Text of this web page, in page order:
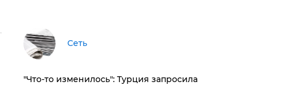
Сеть
​"Что-то изменилось": Турция запросила